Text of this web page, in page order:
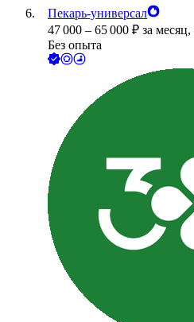
Пекарь-универсал
47 000 – 65 000 ₽ за месяц,
Без опыта